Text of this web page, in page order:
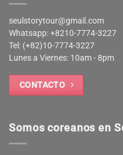
seulstorytour@gmail.com
Whatsapp: +8210-7774-3227
Tel: (+82)10-7774-3227
Lunes a Viernes: 10am - 8pm
CONTACTO
Somos coreanos en